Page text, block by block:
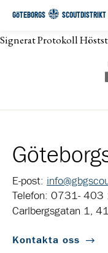
GÖTEBORGS SCOUTDISTRIKT
Signerat Protokoll
E-post:
Telefon: 0731-
Carlbergsgatan 1,
Kontakta oss